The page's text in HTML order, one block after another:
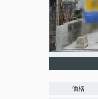
価格